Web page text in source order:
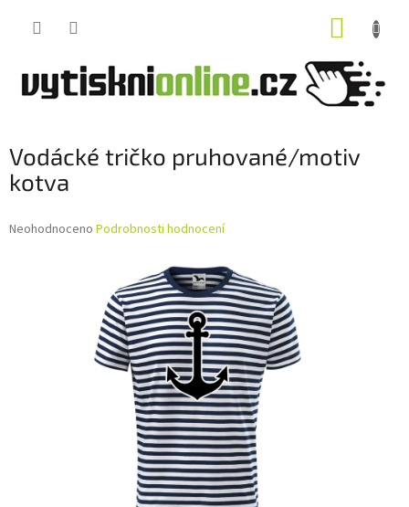
Vodácké tričko pruhované/motiv
kotva
Průměrné
Neohodnoceno Podrobnosti hodnocení